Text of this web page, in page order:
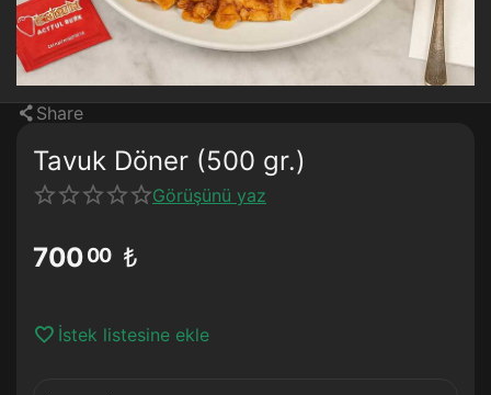
Share
Tavuk Döner (500 gr.)
Görüşünü yaz
70000 ₺
İstek listesine ekle